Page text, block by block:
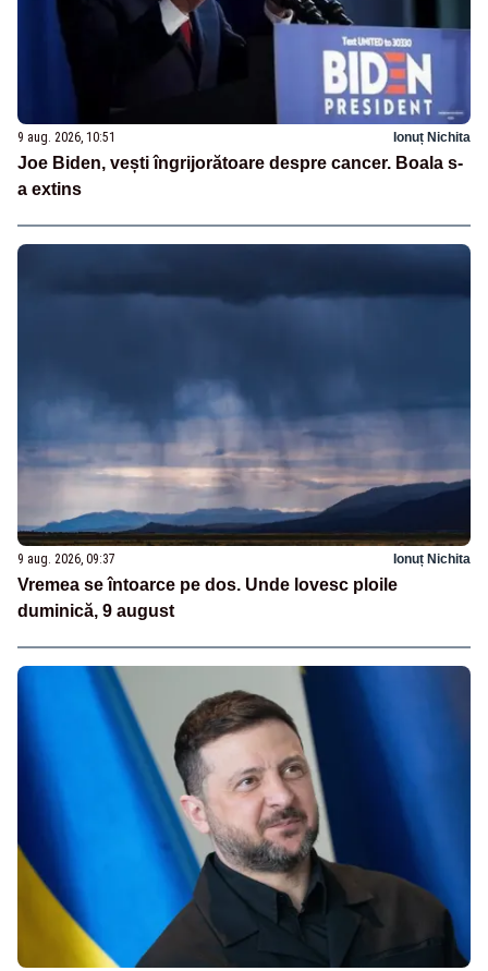
9 aug. 2026, 10:51 Ionuț Nichita
Joe Biden, vești îngrijorătoare despre cancer. Boala s-
a extins
9 aug. 2026, 09:37 Ionuț Nichita
Vremea se întoarce pe dos. Unde lovesc ploile
duminică, 9 august